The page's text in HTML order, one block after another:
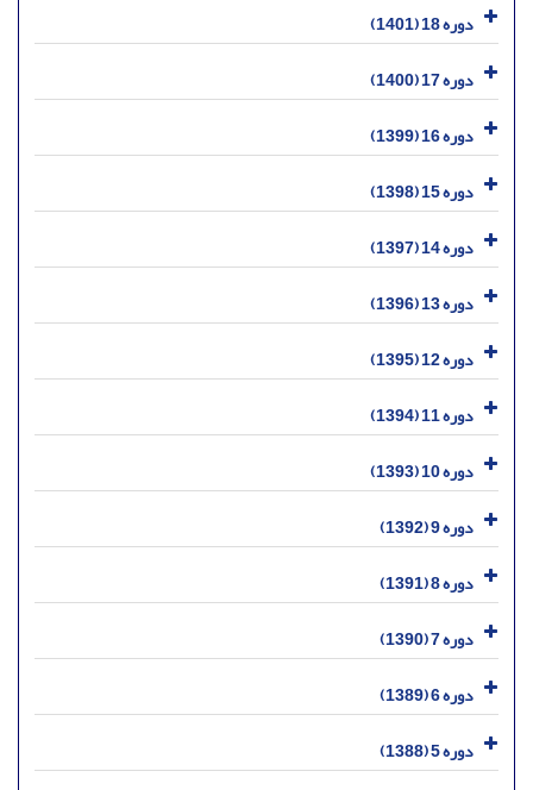
دوره 18 (1401)
دوره 17 (1400)
دوره 16 (1399)
دوره 15 (1398)
دوره 14 (1397)
دوره 13 (1396)
دوره 12 (1395)
دوره 11 (1394)
دوره 10 (1393)
دوره 9 (1392)
دوره 8 (1391)
دوره 7 (1390)
دوره 6 (1389)
دوره 5 (1388)